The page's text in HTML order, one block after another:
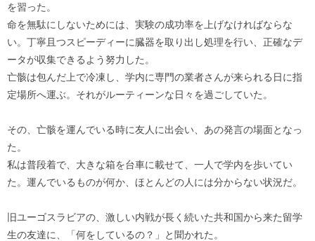
を習った。
命を無駄にしないためには、実験の成功率を上げなければならな
い。丁寧且つスピーディーに臓器を取り出し処理を行い、正確なデ
ータが収集できるよう努力した。
亡骸は包んだ上で冷凍し、学内に専門の業者さんが来られる日に指
定場所へ運ぶ。それがルーティーンな日々を過ごしていた。
その、亡骸を運んでいる時に友人に出会い、あの発言の場面となっ
た。
私は普段着で、大きな箱を台車に載せて、一人で学内を歩いてい
た。運んでいるものが何か、ほとんどの人には分からない状況だ。
旧ユーゴスラビアの、激しい内戦が長く続いた共和国から来た留学
生の友達に、「何をしているの？」と聞かれた。